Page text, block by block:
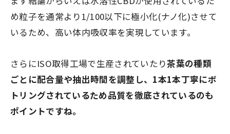
め粒子を通常より1/100以下に極小化(ナノ化)させて
いるため、高い体内吸収率を実現しています。
さらにISO取得工場で生産されていたり茶葉の種類
ごとに配合量や抽出時間を調整し、1本1本丁寧にボ
トリングされているため品質を徹底されているのも
ポイントですね。